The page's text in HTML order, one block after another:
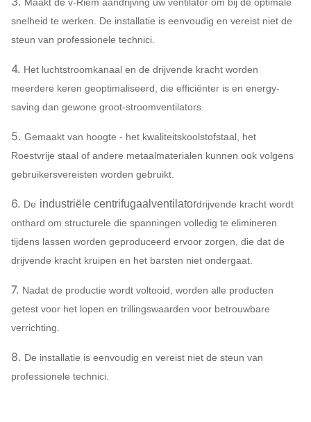
industrieel
centrifugaalventilatorsysteem
configuratie
Luchtinham,
SS304,
Hoofdschacht
45# staal
weerstand),
42CrMo,
Lager
FAG, SKF,
industriële centrifugaal
Facultatieve ventilator
Het kader vande
Beschermende onderzoek,
Inham & Afzetflens, Vochtigere,
actuator, Schokisolator,
snelheid te werken. De installatie is eenvoudig en vereist niet de
steun van professionele technici.
4. Het luchtstroomkanaal en de drijvende kracht worden
meerdere keren geoptimaliseerd, die efficiënter is en energy-
saving dan gewone groot-stroomventilators.
5. Gemaakt van hoogte - het kwaliteitskoolstofstaal, het
Roestvrije staal of andere metaalmaterialen kunnen ook volgens
gebruikersvereisten worden gebruikt.
6. De industriële centrifugaalventilatordrijvende kracht wordt
onthard om structurele die spanningen volledig te elimineren
tijdens lassen worden geproduceerd ervoor zorgen, die dat de
drijvende kracht kruipen en het barsten niet ondergaat.
7. Nadat de productie wordt voltooid, worden alle producten
getest voor het lopen en trillingswaarden voor betrouwbare
verrichting.
8. De installatie is eenvoudig en vereist niet de steun van
professionele technici.